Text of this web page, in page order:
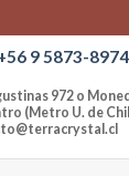
9 5873-8974
o Moneda
U. de Chile